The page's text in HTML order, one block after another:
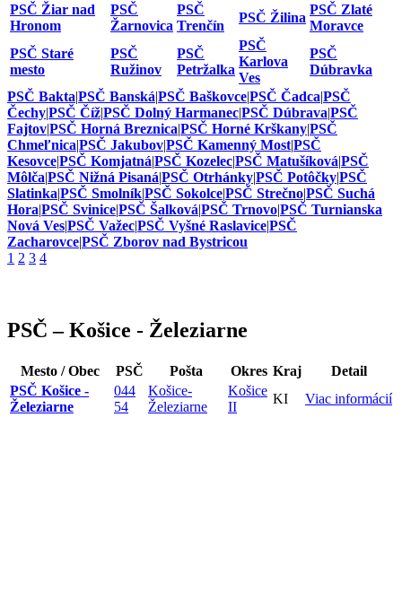
PSČ Žiar nad
Hronom
PSČ
Žarnovica
PSČ
Trenčín
PSČ Žilina
PSČ Zlaté
Moravce
PSČ Staré
mesto
PSČ
Ružinov
PSČ
Petržalka
PSČ
Karlova
Ves
PSČ
Dúbravka
PSČ Bakta|PSČ Banská|PSČ Baškovce|PSČ Čadca|PSČ
Čechy|PSČ Číž|PSČ Dolný Harmanec|PSČ Dúbrava|PSČ
Fajtov|PSČ Horná Breznica|PSČ Horné Krškany|PSČ
Chmeľnica|PSČ Jakubov|PSČ Kamenný Most|PSČ
Kesovce|PSČ Komjatná|PSČ Kozelec|PSČ Matušíková|PSČ
Môlča|PSČ Nižná Pisaná|PSČ Otrhánky|PSČ Potôčky|PSČ
Slatinka|PSČ Smolník|PSČ Sokolce|PSČ Strečno|PSČ Suchá
Hora|PSČ Svinice|PSČ Šalková|PSČ Trnovo|PSČ Turnianska
Nová Ves|PSČ Važec|PSČ Vyšné Raslavice|PSČ
Zacharovce|PSČ Zborov nad Bystricou
1 2 3 4
PSČ – Košice - Železiarne
Mesto / Obec PSČ Pošta Okres Kraj
Detail
PSČ Košice -
Železiarne
044
54
Košice-
Železiarne
Košice
II
KI Viac informácií